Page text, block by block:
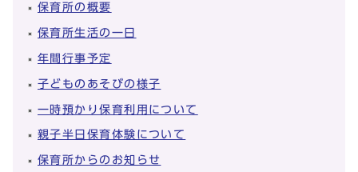
保育所の概要
保育所生活の一日
年間行事予定
子どものあそびの様子
一時預かり保育利用について
親子半日保育体験について
保育所からのお知らせ